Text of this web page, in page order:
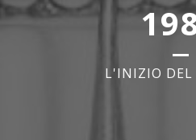
L'INIZIO DEL